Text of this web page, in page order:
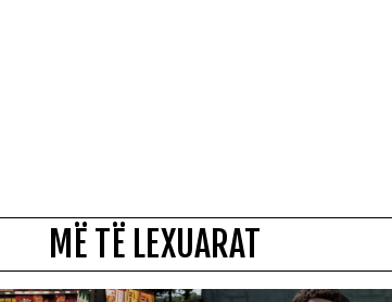
MË TË LEXUARAT